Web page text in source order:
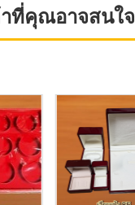
ที่คุณอาจสนใจ